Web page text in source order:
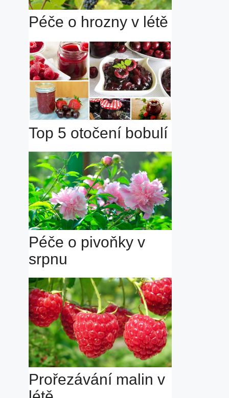
Péče o hrozny v létě
Top 5 otočení bobulí
Péče o pivoňky v
srpnu
Prořezávání malin v